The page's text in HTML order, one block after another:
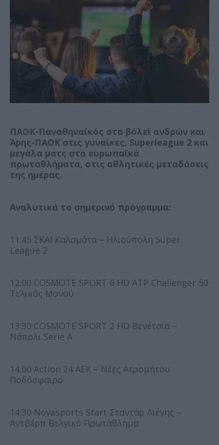
ΠΑΟΚ-Παναθηναϊκός στο βόλεϊ ανδρών και
Άρης-ΠΑΟΚ στις γυναίκες, Superleague 2 και
μεγάλα ματς στα ευρωπαϊκά
πρωταθλήματα, στις αθλητικές μεταδόσεις
της ημέρας.
Αναλυτικά το σημερινό πρόγραμμα:
11:45 ΣΚΑΪ Καλαμάτα – Ηλιούπολη Super
League 2
12:00 COSMOTE SPORT 6 HD ATP Challenger 50
Τελικός Μονού
13:30 COSMOTE SPORT 2 HD Βενέτσια –
Νάπολι Serie A
14:00 Action 24 ΑΕΚ – Νέες Ατρομήτου
Ποδόσφαιρο
14:30 Novasports Start Σταντάρ Λιέγης –
Αντβέρπ Βελγικό Πρωτάθλημα